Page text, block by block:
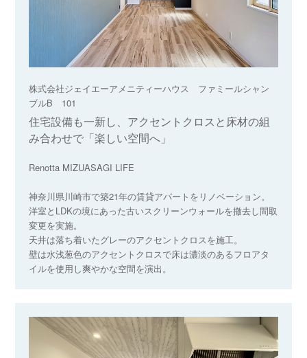
株式会社ジェイエーアメニティーハウス ファミールシャン
ブルB 101
住宅設備も一新し、アクセントクロスと床材の組
み合わせで「楽しい空間へ」
Renotta MIZUASAGI LIFE
神奈川県川崎市で築21年の賃貸アパートをリノベーション。
洋室とLDKの境にあった古いスクリーンウォールを撤去し間取
変更を実施。
天井は落ち着いたグレーのアクセントクロスを施工。
壁は水浅葱色のアクセントクロスで床は濃淡のあるフロアタ
イルを使用し爽やかな空間を演出。